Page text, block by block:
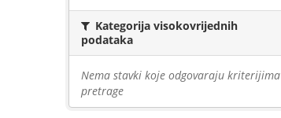
Kategorija visokovrijednih
podataka
Nema stavki koje odgovaraju kriterijima
pretrage